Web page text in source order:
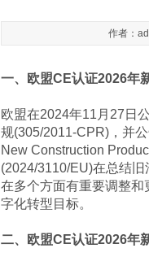
作者：
一、欧盟CE认证2026年
欧盟在2024年11月27日
规(305/2011-CPR)，并
New Construction
(2024/3110/EU)在总结
在多个方面有重要调整
字化转型目标。
二、欧盟CE认证2026年